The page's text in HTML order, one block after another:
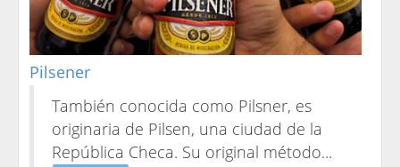
Pilsener
También conocida como Pilsner, es
originaria de Pilsen, una ciudad de la
República Checa. Su original método...